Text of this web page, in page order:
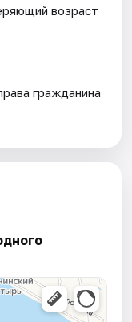
возраст
гражданина